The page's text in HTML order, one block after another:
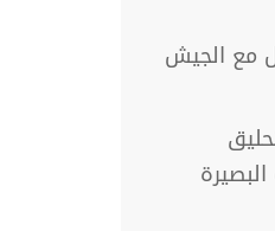
مع الجيش